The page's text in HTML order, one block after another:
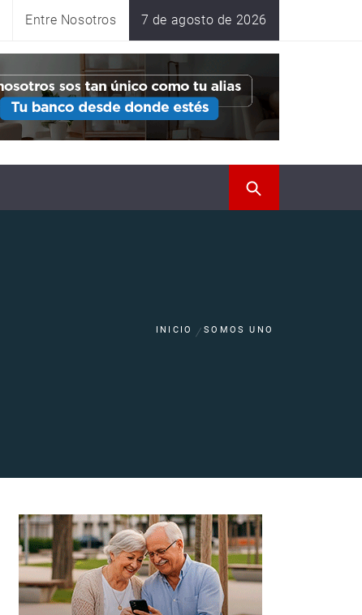
Entre Nosotros 7 de agosto de 2026
INICIO SOMOS UNO